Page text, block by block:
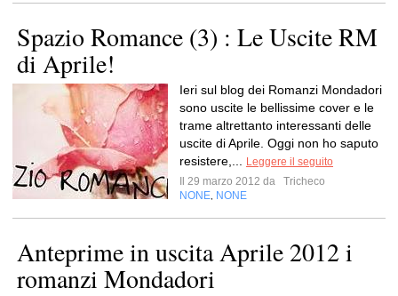
Spazio Romance (3) : Le Uscite RM
di Aprile!
Ieri sul blog dei Romanzi Mondadori
sono uscite le bellissime cover e le
trame altrettanto interessanti delle
uscite di Aprile. Oggi non ho saputo
resistere,...
Leggere il seguito
Il 29 marzo 2012 da
Tricheco
NONE NONE
Anteprime in uscita Aprile 2012 i
romanzi Mondadori